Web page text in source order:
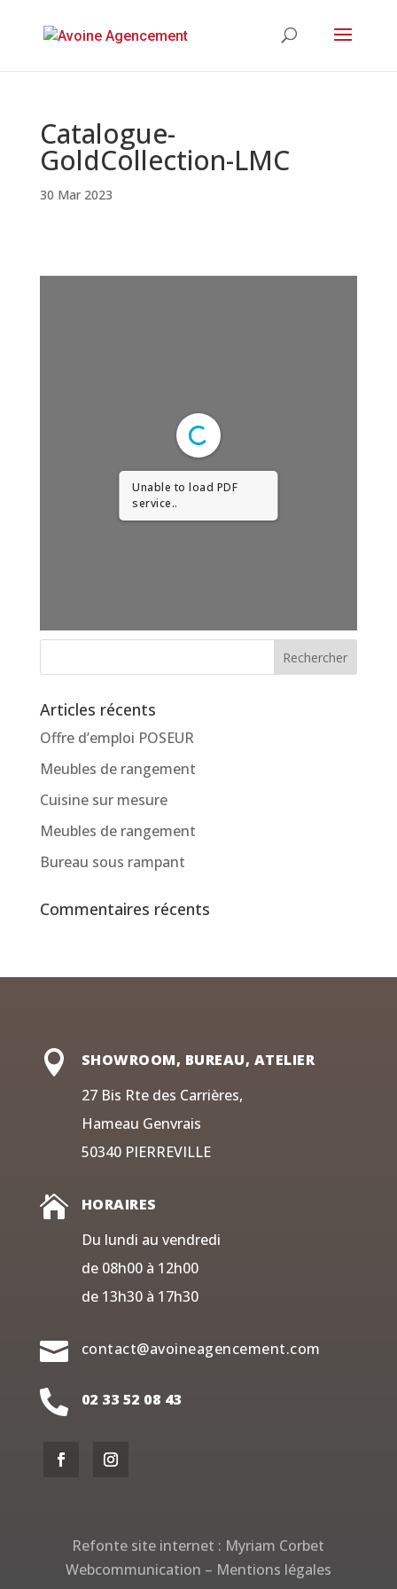
Catalogue-
GoldCollection-LMC
30 Mar 2023
Unable to load PDF
service..
Articles récents
Offre d’emploi POSEUR
Meubles de rangement
Cuisine sur mesure
Meubles de rangement
Bureau sous rampant
Commentaires récents

SHOWROOM, BUREAU, ATELIER
27 Bis Rte des Carrières,
Hameau Genvrais
50340 PIERREVILLE

HORAIRES
Du lundi au vendredi
de 08h00 à 12h00
de 13h30 à 17h30
 contact@avoineagencement.com
 02 33 52 08 43
Refonte site internet : Myriam Corbet
Webcommunication – Mentions légales